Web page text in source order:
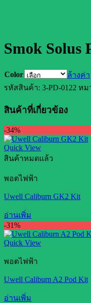
Smok Solus
Color
ล้างค่า
รหัสสินค้า: 3-PD-0122 หม
สินค้าที่เกี่ยวข้อง
-34%
Quick View
สินค้าหมดแล้ว
พอตไฟฟ้า
Uwell Caliburn GK2 Kit
อ่านเพิ่ม
-31%
Quick View
พอตไฟฟ้า
Uwell Caliburn A2 Pod Kit
อ่านเพิ่ม